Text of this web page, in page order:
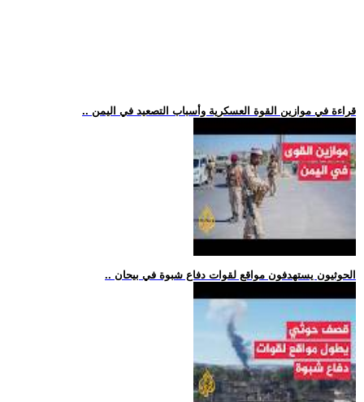
.. قراءة في موازين القوة العسكرية وأسباب التصعيد في اليمن
.. الحوثيون يستهدفون مواقع لقوات دفاع شبوة في بيحان